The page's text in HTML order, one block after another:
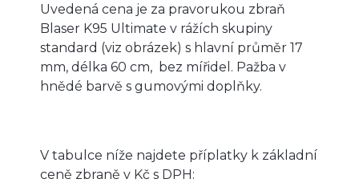
Uvedená cena je za pravorukou zbraň
Blaser K95 Ultimate v rážích skupiny
standard (viz obrázek) s hlavní průměr 17
mm, délka 60 cm, bez mířidel. Pažba v
hnědé barvě s gumovými doplňky.
V tabulce níže najdete příplatky k základní
ceně zbraně v Kč s DPH: